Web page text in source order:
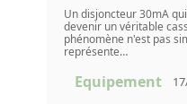
Un disjoncteur 30mA
devenir un véritable
phénomène n'est pas
représente…
Equipement